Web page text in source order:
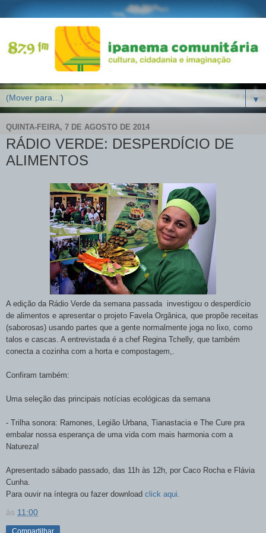
▼
QUINTA-FEIRA, 7 DE AGOSTO DE 2014
RÁDIO VERDE: DESPERDÍCIO DE
ALIMENTOS
A edição da Rádio Verde da semana passada investigou o desperdício
de alimentos e apresentar o projeto Favela Orgânica, que propõe receitas
(saborosas) usando partes que a gente normalmente joga no lixo, como
talos e cascas. A entrevistada é a chef Regina Tchelly, que também
conecta a cozinha com a horta e compostagem,.
Confiram também:
Uma seleção das principais notícias ecológicas da semana
- Trilha sonora: Ramones, Legião Urbana, Tianastacia e The Cure pra
embalar nossa esperança de uma vida com mais harmonia com a
Natureza!
Apresentado sábado passado, das 11h às 12h, por Caco Rocha e Flávia
Cunha.
Para ouvir na íntegra ou fazer download click aqui.
às 11:00
Compartilhar